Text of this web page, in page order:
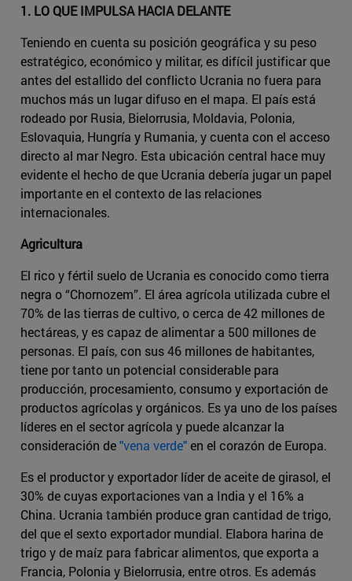
1. LO QUE IMPULSA HACIA DELANTE
Teniendo en cuenta su posición geográfica y su peso
estratégico, económico y militar, es difícil justificar que
antes del estallido del conflicto Ucrania no fuera para
muchos más un lugar difuso en el mapa. El país está
rodeado por Rusia, Bielorrusia, Moldavia, Polonia,
Eslovaquia, Hungría y Rumania, y cuenta con el acceso
directo al mar Negro. Esta ubicación central hace muy
evidente el hecho de que Ucrania debería jugar un papel
importante en el contexto de las relaciones
internacionales.
Agricultura
El rico y fértil suelo de Ucrania es conocido como tierra
negra o “Chornozem”. El área agrícola utilizada cubre el
70% de las tierras de cultivo, o cerca de 42 millones de
hectáreas, y es capaz de alimentar a 500 millones de
personas. El país, con sus 46 millones de habitantes,
tiene por tanto un potencial considerable para
producción, procesamiento, consumo y exportación de
productos agrícolas y orgánicos. Es ya uno de los países
líderes en el sector agrícola y puede alcanzar la
consideración de"vena verde"en el corazón de Europa.
Es el productor y exportador líder de aceite de girasol, el
30% de cuyas exportaciones van a India y el 16% a
China. Ucrania también produce gran cantidad de trigo,
del que el sexto exportador mundial. Elabora harina de
trigo y de maíz para fabricar alimentos, que exporta a
Francia, Polonia y Bielorrusia, entre otros. Es además